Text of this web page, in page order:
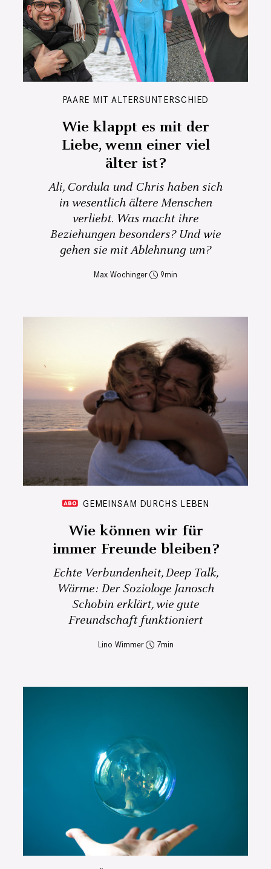
PAARE MIT ALTERSUNTERSCHIED
Wie klappt es mit der
Liebe, wenn einer viel
älter ist?
Ali, Cordula und Chris haben sich
in wesentlich ältere Menschen
verliebt. Was macht ihre
Beziehungen besonders? Und wie
gehen sie mit Ablehnung um?
Max Wochinger 9
GEMEINSAM DURCHS LEBEN
Wie können wir für
immer Freunde bleiben?
Echte Verbundenheit, Deep Talk,
Wärme: Der Soziologe Janosch
Schobin erklärt, wie gute
Freundschaft funktioniert
Lino Wimmer 7